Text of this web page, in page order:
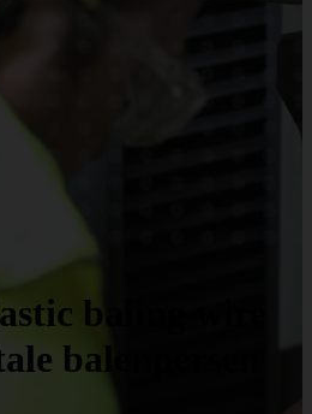
baling wire
balenpersen